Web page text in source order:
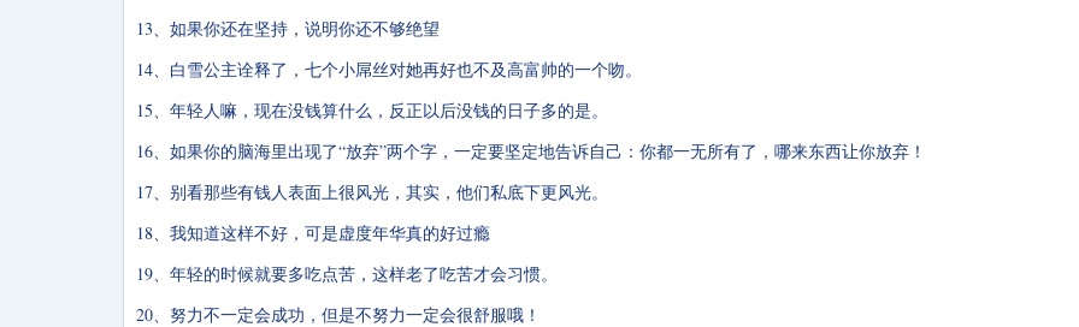
13、如果你还在坚持，说明你还不够绝望
14、白雪公主诠释了，七个小屌丝对她再好也不及高富帅的一个吻。
15、年轻人嘛，现在没钱算什么，反正以后没钱的日子多的是。
16、如果你的脑海里出现了“放弃”两个字，一定要坚定地告诉自己：你都一无所有了，哪来东西让你放弃！
17、别看那些有钱人表面上很风光，其实，他们私底下更风光。
18、我知道这样不好，可是虚度年华真的好过瘾
19、年轻的时候就要多吃点苦，这样老了吃苦才会习惯。
20、努力不一定会成功，但是不努力一定会很舒服哦！